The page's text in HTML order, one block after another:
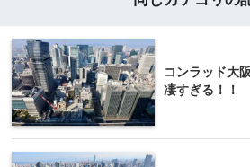
コンラッド大
凄すぎる！！